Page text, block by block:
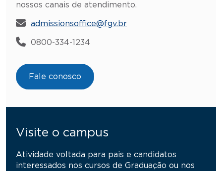
nossos canais de atendimento.
admissionsoffice@fgv.br
0800-334-1234
Fale conosco
Visite o campus
Atividade voltada para pais e candidatos
interessados nos cursos de Graduação ou nos